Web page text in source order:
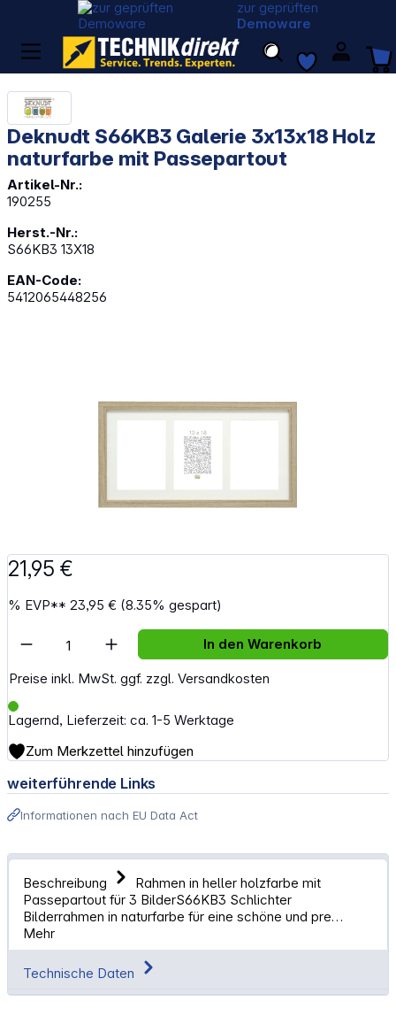
zur geprüften
Demoware
Deknudt S66KB3 Galerie 3x13x18 Holz
naturfarbe mit Passepartout
Artikel-Nr.:
190255
Herst.-Nr.:
S66KB3 13X18
EAN-Code:
5412065448256
21,95 €
% EVP** 23,95 € (8.35% gespart)
Preise inkl. MwSt. ggf. zzgl. Versandkosten
Lagernd, Lieferzeit: ca. 1-5 Werktage
Artikel Anzahl: Gib den gewünschten
In den Warenkorb
Zum Merkzettel hinzufügen
weiterführende Links
Informationen nach EU Data Act
Beschreibung
Rahmen in heller holzfarbe mit
Passepartout für 3 BilderS66KB3 Schlichter
Bilderrahmen in naturfarbe für eine schöne und pre…
Mehr
Technische Daten